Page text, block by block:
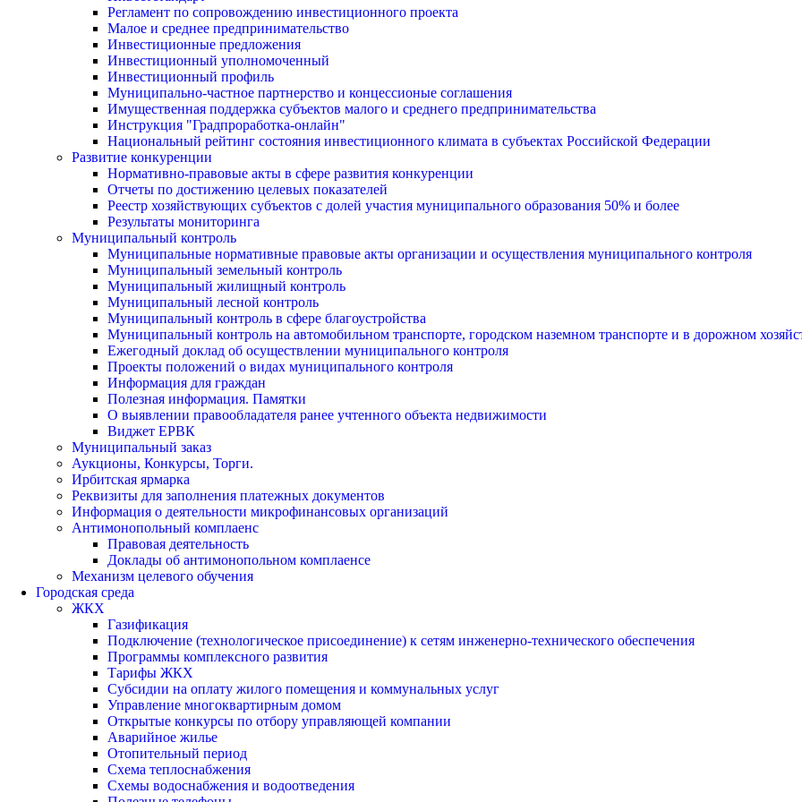
Регламент по сопровождению инвестиционного проекта
Малое и среднее предпринимательство
Инвестиционные предложения
Инвестиционный уполномоченный
Инвестиционный профиль
Муниципально-частное партнерство и концессионые соглашения
Имущественная поддержка субъектов малого и среднего предпринимательства
Инструкция "Градпроработка-онлайн"
Национальный рейтинг состояния инвестиционного климата в субъектах Российской Федерации
Развитие конкуренции
Нормативно-правовые акты в сфере развития конкуренции
Отчеты по достижению целевых показателей
Реестр хозяйствующих субъектов с долей участия муниципального образования 50% и более
Результаты мониторинга
Муниципальный контроль
Муниципальные нормативные правовые акты организации и осуществления муниципального контроля
Муниципальный земельный контроль
Муниципальный жилищный контроль
Муниципальный лесной контроль
Муниципальный контроль в сфере благоустройства
Муниципальный контроль на автомобильном транспорте, городском наземном транспорте и в дорожном
Ежегодный доклад об осуществлении муниципального контроля
Проекты положений о видах муниципального контроля
Информация для граждан
Полезная информация. Памятки
О выявлении правообладателя ранее учтенного объекта недвижимости
Виджет ЕРВК
Муниципальный заказ
Аукционы, Конкурсы, Торги.
Ирбитская ярмарка
Реквизиты для заполнения платежных документов
Информация о деятельности микрофинансовых организаций
Антимонопольный комплаенс
Правовая деятельность
Доклады об антимонопольном комплаенсе
Механизм целевого обучения
Городская среда
ЖКХ
Газификация
Подключение (технологическое присоединение) к сетям инженерно-технического обеспечения
Программы комплексного развития
Тарифы ЖКХ
Субсидии на оплату жилого помещения и коммунальных услуг
Управление многоквартирным домом
Открытые конкурсы по отбору управляющей компании
Аварийное жилье
Отопительный период
Схема теплоснабжения
Схемы водоснабжения и водоотведения